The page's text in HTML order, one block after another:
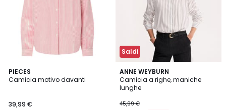
PIECES
Camicia motivo davanti
39,99 €
5
/
Saldi
ANNE WEYBURN
Camicia a righe, maniche
lunghe
45,99 €
4,4
/ 5